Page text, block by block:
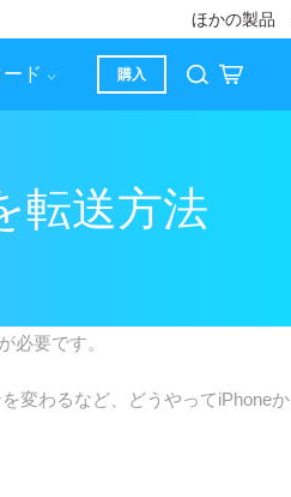
ほかの製品
ド 購入
転送方法
必要です。
変わるなど、どうやってiPhoneか